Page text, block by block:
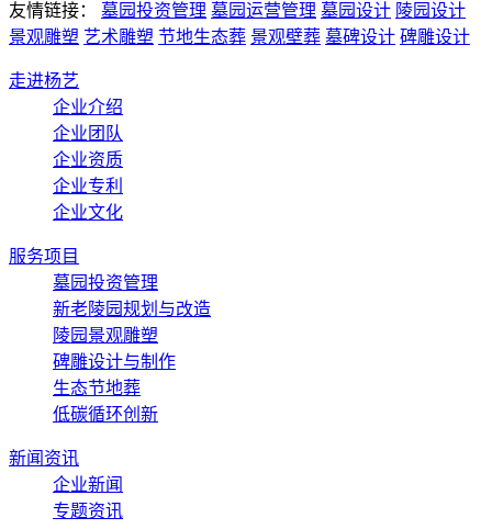
友情链接： 墓园投资管理 墓园运营管理 墓园设计 陵园设计
景观雕塑 艺术雕塑 节地生态葬 景观壁葬 墓碑设计 碑雕设计
走进杨艺
企业介绍
企业团队
企业资质
企业专利
企业文化
服务项目
墓园投资管理
新老陵园规划与改造
陵园景观雕塑
碑雕设计与制作
生态节地葬
低碳循环创新
新闻资讯
企业新闻
专题资讯